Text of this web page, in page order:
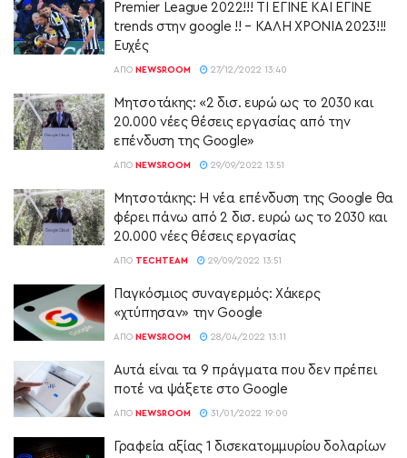
Premier League 2022!!! ΤΙ ΕΓΙΝΕ ΚΑΙ ΕΓΙΝΕ
trends στην google !! – ΚΑΛΗ ΧΡΟΝΙΑ 2023!!!
Ευχές
ΑΠΌ NEWSROOM 27/12/2022 13:40
Μητσοτάκης: «2 δισ. ευρώ ως το 2030 και
20.000 νέες θέσεις εργασίας από την
επένδυση της Google»
ΑΠΌ NEWSROOM 29/09/2022 13:51
Μητσοτάκης: Η νέα επένδυση της Google θα
φέρει πάνω από 2 δισ. ευρώ ως το 2030 και
20.000 νέες θέσεις εργασίας
ΑΠΌ TECHTEAM 29/09/2022 13:51
Παγκόσμιος συναγερμός: Χάκερς
«χτύπησαν» την Google
ΑΠΌ NEWSROOM 28/04/2022 13:11
Αυτά είναι τα 9 πράγματα που δεν πρέπει
ποτέ να ψάξετε στο Google
ΑΠΌ NEWSROOM 31/01/2022 19:00
Γραφεία αξίας 1 δισεκατομμυρίου δολαρίων